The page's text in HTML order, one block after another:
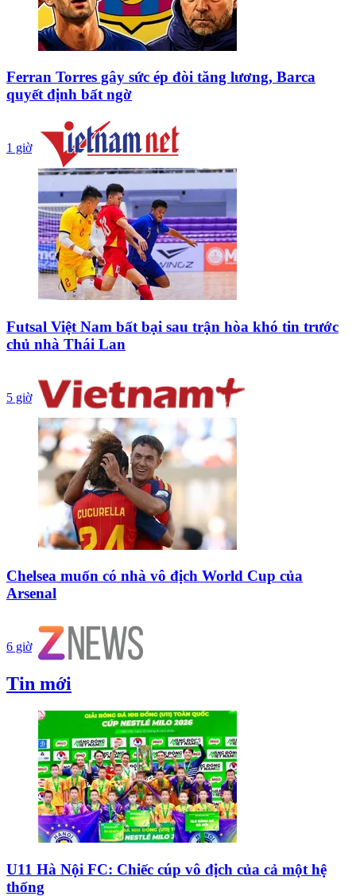
Ferran Torres gây sức ép đòi tăng lương, Barca
quyết định bất ngờ
1 giờ
Futsal Việt Nam bất bại sau trận hòa khó tin trước
chủ nhà Thái Lan
5 giờ
Chelsea muốn có nhà vô địch World Cup của
Arsenal
6 giờ
Tin mới
U11 Hà Nội FC: Chiếc cúp vô địch của cả một hệ
thống